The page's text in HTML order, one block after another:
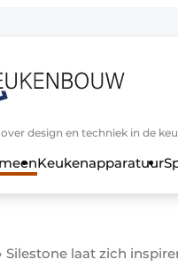
Algemene voorwaarden
Contact
Keukenbouw | Platform
design en techniek in de
Keukenapparatuur
Silestone laat zich